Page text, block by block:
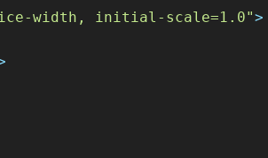
width, initial-scale=1.0">